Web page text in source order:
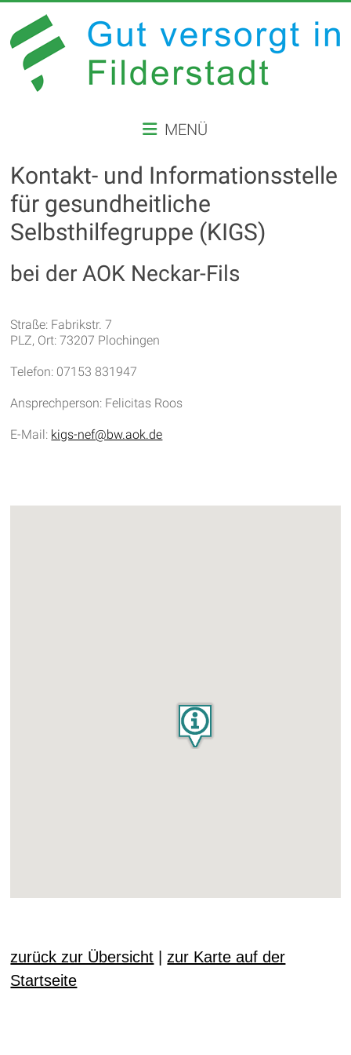
Inhalt
springen
VERSORGT
IN
FILDERSTADT
Website
Stadt
MENÜ
Kontakt- und Informationsstelle
für gesundheitliche
Selbsthilfegruppe (KIGS)
bei der AOK Neckar-Fils
Straße: Fabrikstr. 7
PLZ, Ort: 73207 Plochingen
Telefon: 07153 831947
Ansprechperson: Felicitas Roos
E-Mail: kigs-nef@bw.aok.de
zurück zur Übersicht
zur Karte auf der
Startseite